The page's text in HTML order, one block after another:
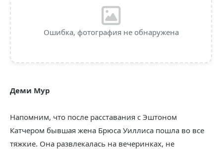
Ошибка, фотография не обнаружена
Деми Мур
Напомним, что после расставания с Эштоном
Катчером бывшая жена Брюса Уиллиса пошла во все
тяжкие. Она развлекалась на вечеринках, не